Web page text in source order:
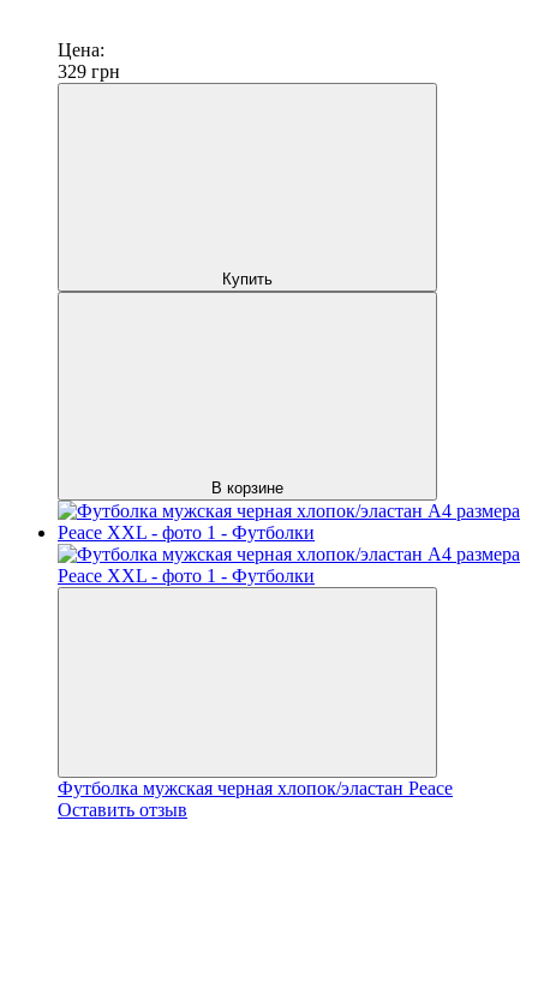
Цена:
329 грн
Купить
В корзине
Футболка мужская черная хлопок/эластан Peace
Оставить отзыв